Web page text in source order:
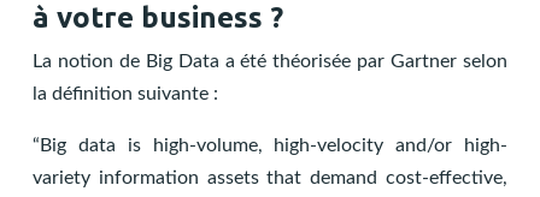
à votre business ?
La notion de Big Data a été théorisée par Gartner selon
la définition suivante :
“Big data is high-volume, high-velocity and/or high-
variety information assets that demand cost-effective,